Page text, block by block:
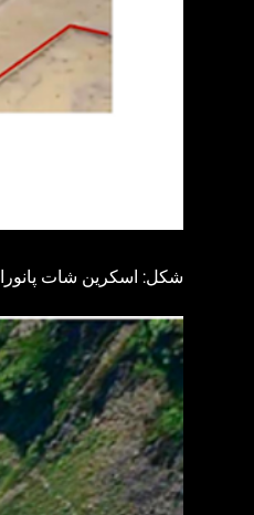
شکل: اسکرین شات